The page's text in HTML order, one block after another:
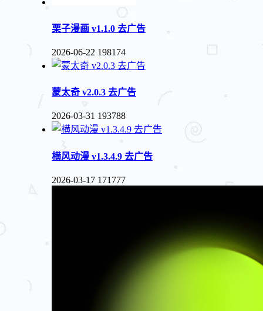
栗子漫画 v1.1.0 去广告
2026-06-22 198174
蒙太奇 v2.0.3 去广告
2026-03-31 193788
横风动漫 v1.3.4.9 去广告
2026-03-17 171777